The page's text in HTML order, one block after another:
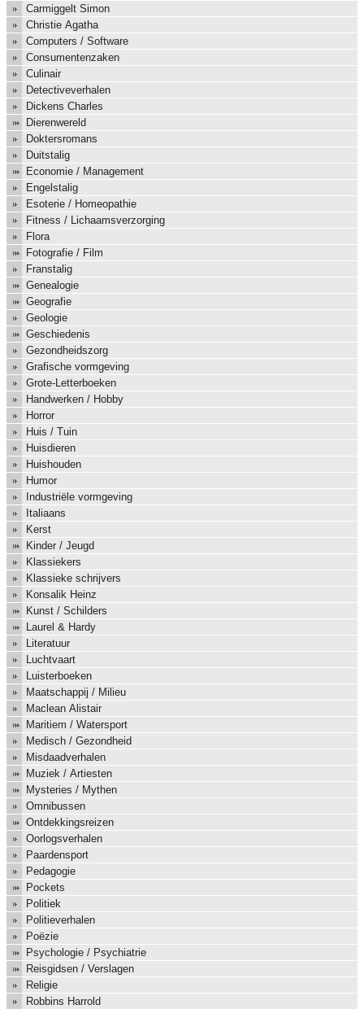
Carmiggelt Simon
Christie Agatha
Computers / Software
Consumentenzaken
Culinair
Detectiveverhalen
Dickens Charles
Dierenwereld
Doktersromans
Duitstalig
Economie / Management
Engelstalig
Esoterie / Homeopathie
Fitness / Lichaamsverzorging
Flora
Fotografie / Film
Franstalig
Genealogie
Geografie
Geologie
Geschiedenis
Gezondheidszorg
Grafische vormgeving
Grote-Letterboeken
Handwerken / Hobby
Horror
Huis / Tuin
Huisdieren
Huishouden
Humor
Industriële vormgeving
Italiaans
Kerst
Kinder / Jeugd
Klassiekers
Klassieke schrijvers
Konsalik Heinz
Kunst / Schilders
Laurel & Hardy
Literatuur
Luchtvaart
Luisterboeken
Maatschappij / Milieu
Maclean Alistair
Maritiem / Watersport
Medisch / Gezondheid
Misdaadverhalen
Muziek / Artiesten
Mysteries / Mythen
Omnibussen
Ontdekkingsreizen
Oorlogsverhalen
Paardensport
Pedagogie
Pockets
Politiek
Politieverhalen
Poëzie
Psychologie / Psychiatrie
Reisgidsen / Verslagen
Religie
Robbins Harrold